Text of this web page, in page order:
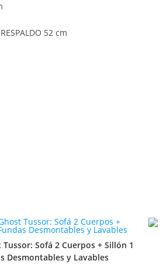
52 cm
Sofá 2 Cuerpos + Sillón 1
Desmontables y Lavables